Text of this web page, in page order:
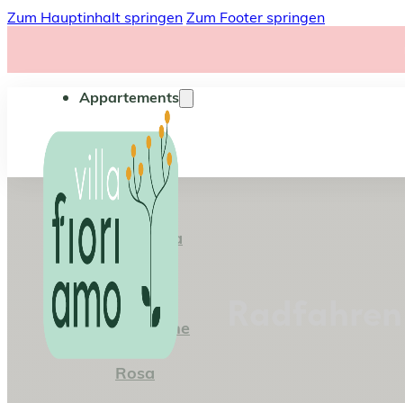
Zum Hauptinhalt springenZum Footer springen
Appartements
Iris
Lavanda
Viola
Anemone
Rosa